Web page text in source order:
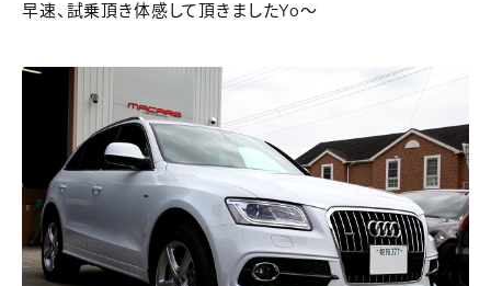
早速、試乗頂き体感して頂きましたYo～